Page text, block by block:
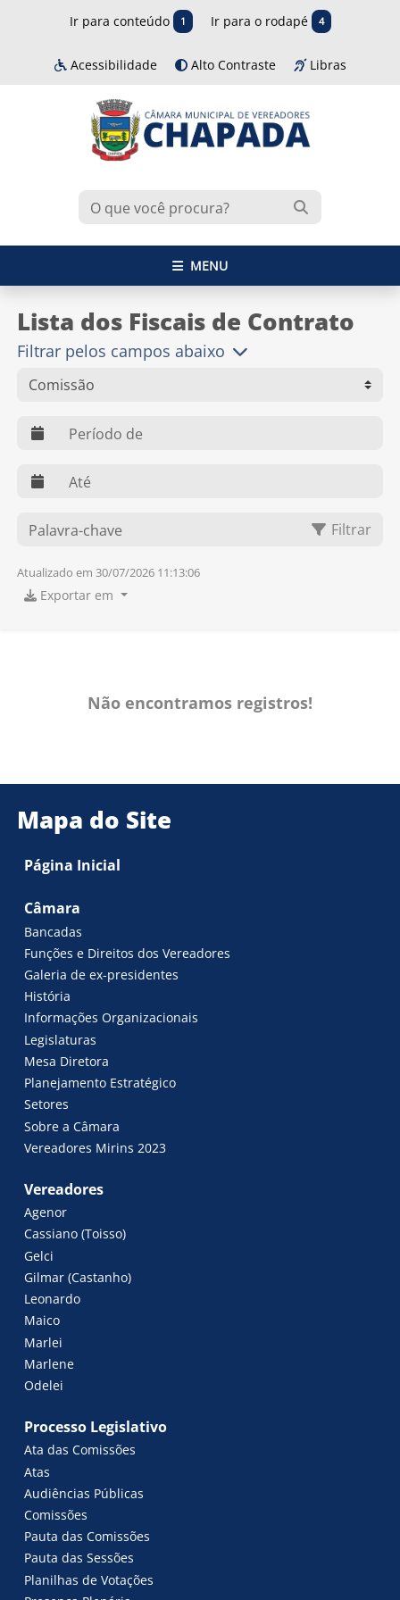
Ir para conteúdo 1 Ir para o rodapé 4
Acessibilidade Alto Contraste Libras
MENU
Lista dos Fiscais de Contrato
Filtrar pelos campos abaixo
web.dts
web.dte
O que você procura? Filtrar
Atualizado em 30/07/2026 11:13:06
Exportar em
Não encontramos registros!
Mapa do Site
Página Inicial
Câmara
Bancadas
Funções e Direitos dos Vereadores
Galeria de ex-presidentes
História
Informações Organizacionais
Legislaturas
Mesa Diretora
Planejamento Estratégico
Setores
Sobre a Câmara
Vereadores Mirins 2023
Vereadores
Agenor
Cassiano (Toisso)
Gelci
Gilmar (Castanho)
Leonardo
Maico
Marlei
Marlene
Odelei
Processo Legislativo
Ata das Comissões
Atas
Audiências Públicas
Comissões
Pauta das Comissões
Pauta das Sessões
Planilhas de Votações